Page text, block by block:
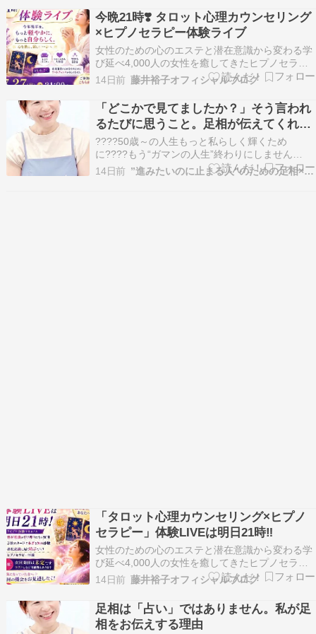
紹介▶ ブログにご訪問くださりありがとうござい
ます ⏰あと1時間⏰ タロット心理カウンセリング
×…
今晩21時❣️ タロット心理カウンセリング
×ヒプノセラピー体験ライブ
女性のための心のエステと潜在意識から変わる学
び延べ4,000人の女性を癒してきたヒプノセラピ
ーフェイス サロン＆スクールを主宰しています藤
井裕子です。はじめましての方はこちらから自己
紹介▶ ブログにご訪問くださりありがとうござい
ます 今晩21時❣️ タロット心理カウンセリング×…
14日前 藤井裕子オフィシャルブログ
「どこかで見てましたか？」そう言われ
るたびに思うこと。足相が伝えてくれる
本当のメッセージ
????50歳～の人生もっと私らしく輝くため
に????もう“ガマンの人生”終わりにしません
か？????このままで本当にいいのかな・・????
私って、いったい何者？????家族やパートナー、
14日前 ”進みたいのに止まる人”のための足相×ヒプノセラピー
「タロット心理カウンセリング×ヒプノ
セラピー」体験LIVEは明日21時‼️
女性のための心のエステと潜在意識から変わる学
び延べ4,000人の女性を癒してきたヒプノセラピ
ーフェイス サロン＆スクールを主宰しています藤
井裕子です。はじめましての方はこちらから自己
紹介▶ ブログにご訪問くださりありがとうござい
ます 「タロット心理カウンセリング×ヒプノセラ
ピー…
14日前 藤井裕子オフィシャルブログ
足相は「占い」ではありません。私が足
相をお伝えする理由